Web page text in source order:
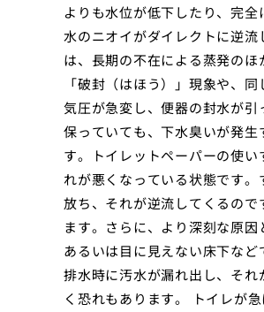
よりも水位が低下したり、完
水のニオイがダイレクトに逆流
は、長期の不在による蒸発の
「破封（はほう）」現象や、
気圧が急変し、便器の封水が
保っていても、下水臭いが発
す。トイレットペーパーの使
れが悪くなっている状態です
放ち、それが逆流してくるの
ます。さらに、より深刻な原
あるいは目に見えない床下な
排水時に汚水が漏れ出し、そ
く恐れもあります。 トイレが